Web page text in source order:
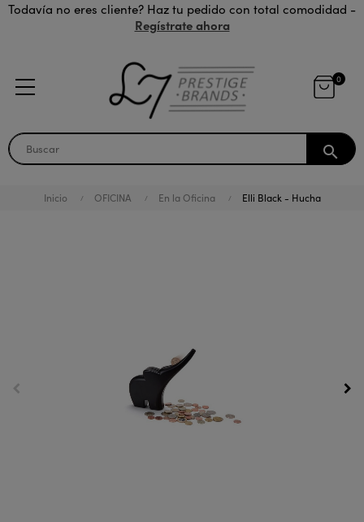
Todavía no eres cliente? Haz tu pedido con total comodidad -
Regístrate ahora
0
search
Inicio OFICINA En la Oficina Elli Black - Hucha